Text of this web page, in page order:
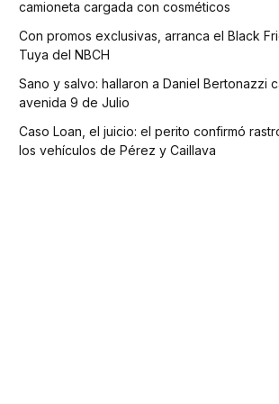
camioneta cargada con cosméticos
Con promos exclusivas, arranca el Black
Tuya del NBCH
Sano y salvo: hallaron a Daniel Bertonazzi
avenida 9 de Julio
Caso Loan, el juicio: el perito confirmó
los vehículos de Pérez y Caillava